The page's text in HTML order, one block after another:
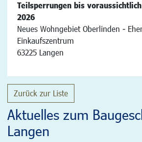
Teilsperrungen bis
2026
Neues Wohngebiet Oberlinden -
Einkaufszentrum
63225 Langen
Zurück zur Liste
Aktuelles zum
Langen